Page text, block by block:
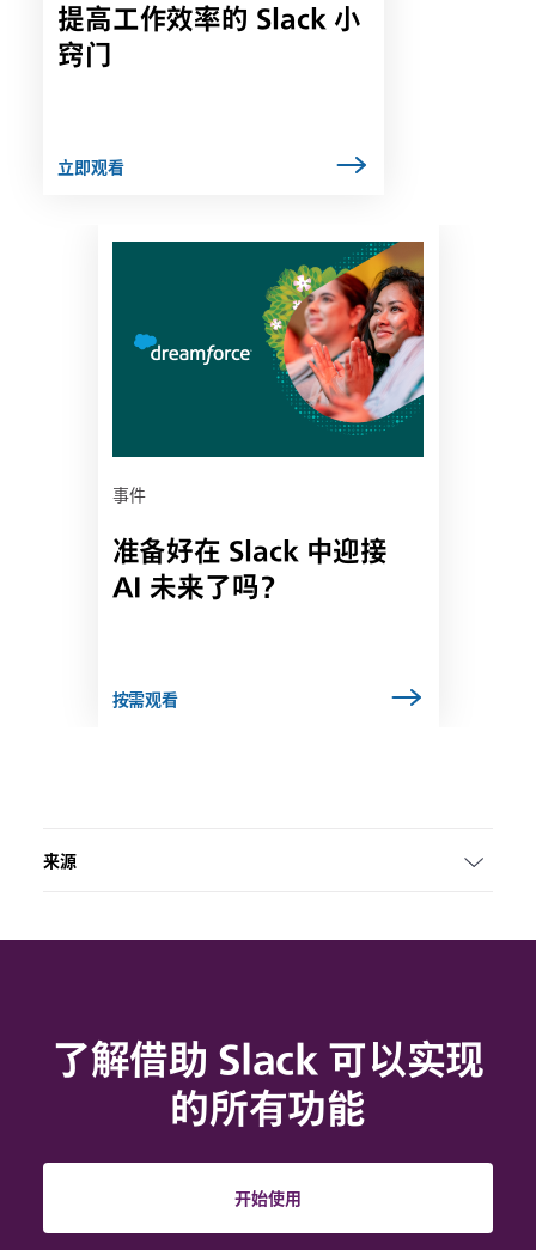
打
开
提高工作效率的 Slack 小
窍门
立即观看
链
卡
打
开
事件
准备好在 Slack 中迎接
AI 未来了吗？
按需观看
来源
了解借助 Slack 可以实现
的所有功能
开始使用